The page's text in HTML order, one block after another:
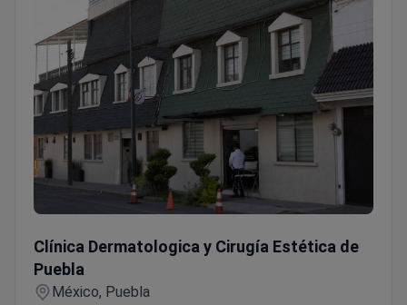
Clínica Dermatologica y Cirugía Estética de
Puebla
México, Puebla